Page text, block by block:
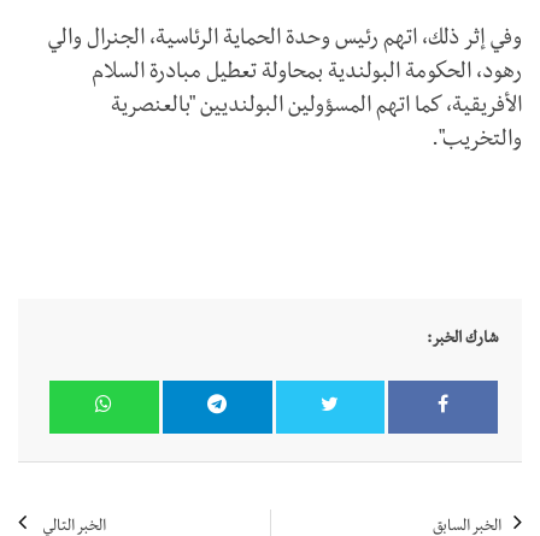
وفي إثر ذلك، اتهم رئيس وحدة الحماية الرئاسية، الجنرال والي
رهود، الحكومة البولندية بمحاولة تعطيل مبادرة السلام
الأفريقية، كما اتهم المسؤولين البولنديين "بالعنصرية
والتخريب".
شارك الخبر:
الخبر السابق الخبر التالي